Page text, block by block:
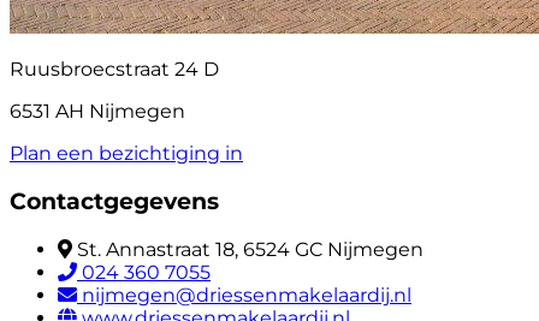
Ruusbroecstraat 24 D
6531 AH Nijmegen
Plan een bezichtiging in
Contactgegevens
St. Annastraat 18, 6524 GC Nijmegen
024 360 7055
nijmegen@driessenmakelaardij.nl